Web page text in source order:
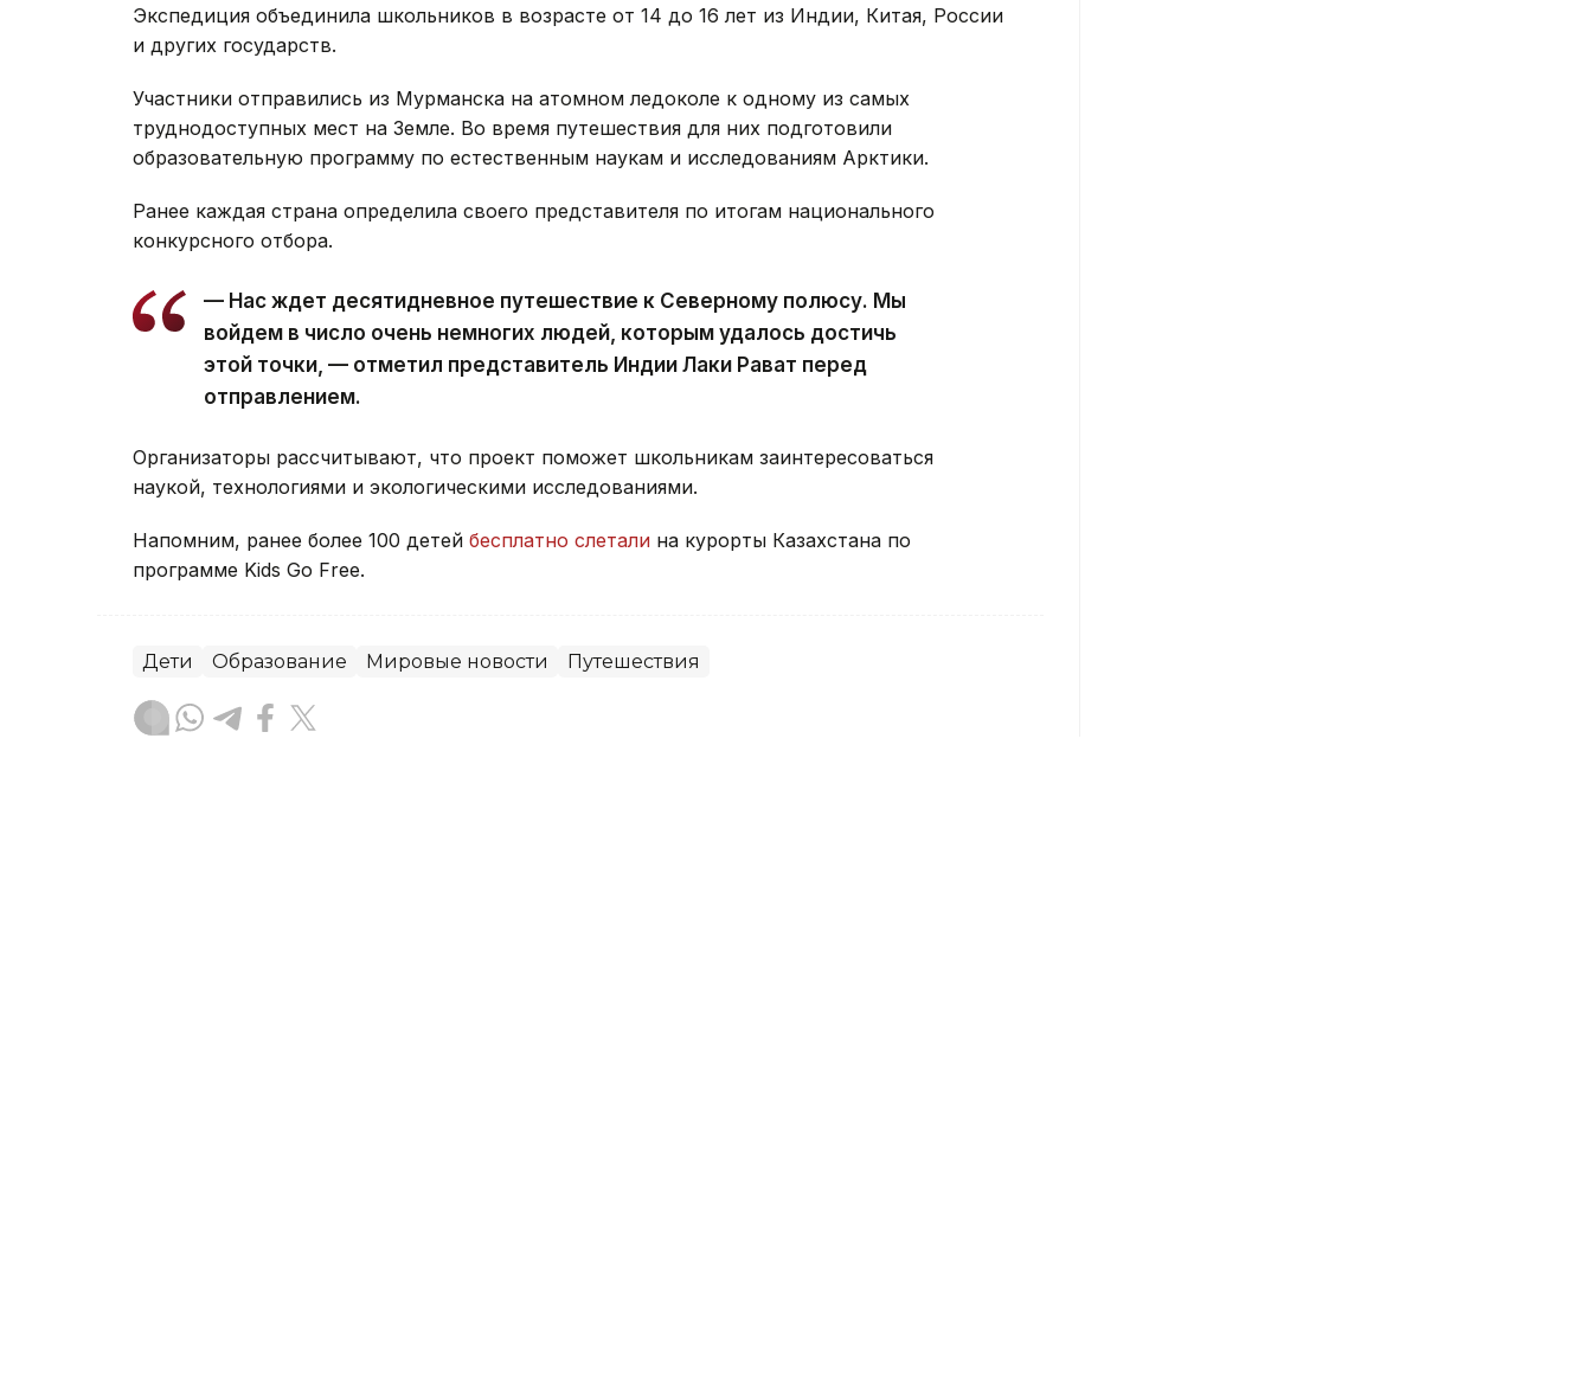
Экспедиция объединила школьников в возрасте от 14 до 16 лет из Индии, Китая, России
и других государств.
Участники отправились из Мурманска на атомном ледоколе к одному из самых
труднодоступных мест на Земле. Во время путешествия для них подготовили
образовательную программу по естественным наукам и исследованиям Арктики.
Ранее каждая страна определила своего представителя по итогам национального
конкурсного отбора.
— Нас ждет десятидневное путешествие к Северному полюсу. Мы
войдем в число очень немногих людей, которым удалось достичь
этой точки, — отметил представитель Индии Лаки Рават перед
отправлением.
Организаторы рассчитывают, что проект поможет школьникам заинтересоваться
наукой, технологиями и экологическими исследованиями.
Напомним, ранее более 100 детей бесплатно слетали на курорты Казахстана по
программе Kids Go Free.
Дети Образование Мировые новости Путешествия